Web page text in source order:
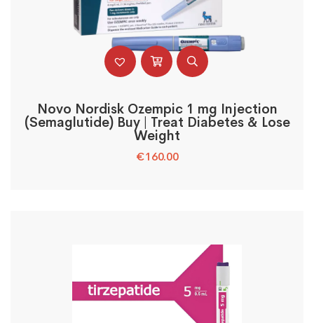
Novo Nordisk Ozempic 1 mg Injection
(Semaglutide) Buy | Treat Diabetes & Lose
Weight
€160.00